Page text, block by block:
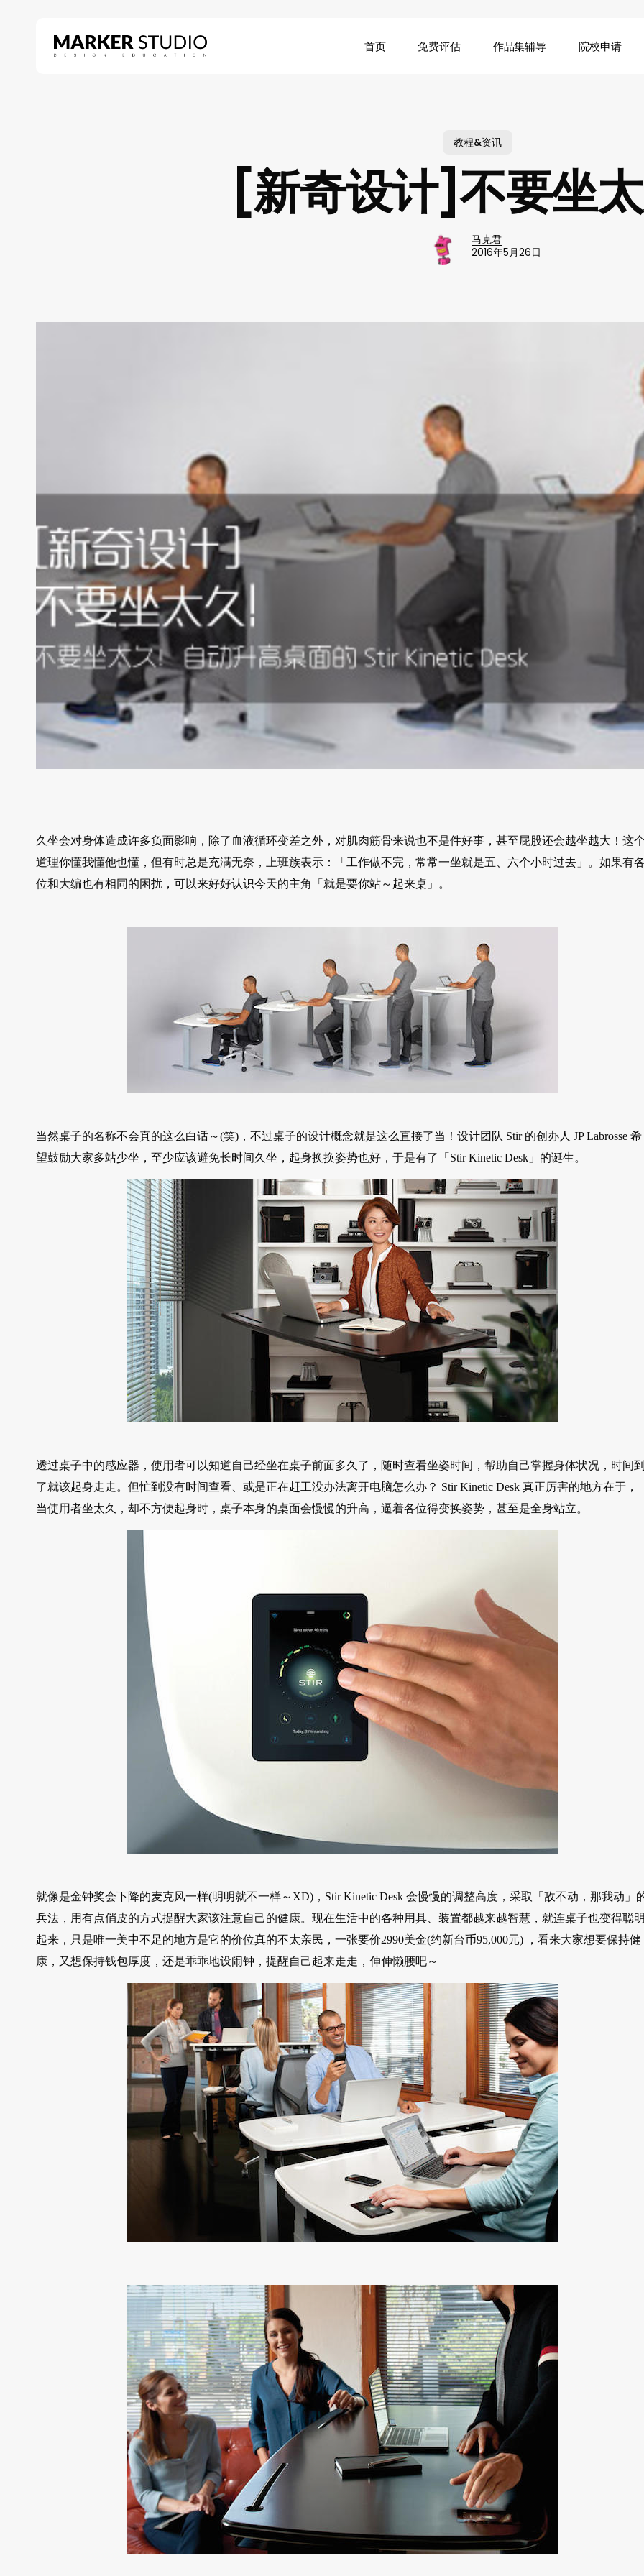
首页 免费评估 作品集辅导 院校申请
教程&资讯
[新奇设计]不要坐
马克君
2016年5月26日
久坐会对身体造成许多负面影响，除了血液循环变差之外，对肌肉筋骨来说也不是件好事，甚至屁股还会越坐越大！这
道理你懂我懂他也懂，但有时总是充满无奈，上班族表示：「工作做不完，常常一坐就是五、六个小时过去」。如果有
位和大编也有相同的困扰，可以来好好认识今天的主角「就是要你站～起来桌」。
当然桌子的名称不会真的这么白话～(笑)，不过桌子的设计概念就是这么直接了当！设计团队 Stir 的创办人 JP Labrosse 希
望鼓励大家多站少坐，至少应该避免长时间久坐，起身换换姿势也好，于是有了「Stir Kinetic Desk」的诞生。
透过桌子中的感应器，使用者可以知道自己经坐在桌子前面多久了，随时查看坐姿时间，帮助自己掌握身体状况，时间
了就该起身走走。但忙到没有时间查看、或是正在赶工没办法离开电脑怎么办？ Stir Kinetic Desk 真正厉害的地方在于，
当使用者坐太久，却不方便起身时，桌子本身的桌面会慢慢的升高，逼着各位得变换姿势，甚至是全身站立。
就像是金钟奖会下降的麦克风一样(明明就不一样～XD)，Stir Kinetic Desk 会慢慢的调整高度，采取「敌不动，那我动」
兵法，用有点俏皮的方式提醒大家该注意自己的健康。现在生活中的各种用具、装置都越来越智慧，就连桌子也变得聪
起来，只是唯一美中不足的地方是它的价位真的不太亲民，一张要价2990美金(约新台币95,000元) ，看来大家想要保持健
康，又想保持钱包厚度，还是乖乖地设闹钟，提醒自己起来走走，伸伸懒腰吧～